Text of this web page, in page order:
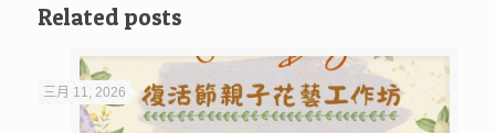
Related posts
三月 11, 2026